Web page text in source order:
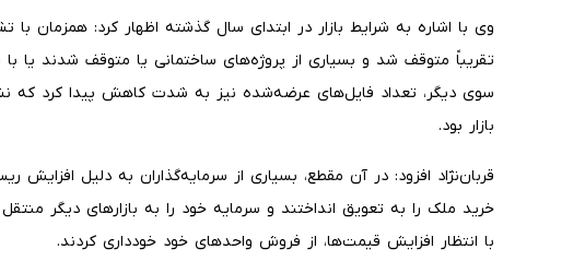
وی با اشاره به شرایط بازار در ابتدای سال گذشته اظهار کرد:
تقریباً متوقف شد و بسیاری از پروژه‌های ساختمانی یا متوقف شدند یا با
سوی دیگر، تعداد فایل‌های عرضه‌شده نیز به شدت کاهش پیدا کرد که
بازار بود.
قربان‌نژاد افزود: در آن مقطع، بسیاری از سرمایه‌گذاران به دلیل افزایش
خرید ملک را به تعویق انداختند و سرمایه خود را به بازارهای دیگر منتقل
با انتظار افزایش قیمت‌ها، از فروش واحدهای خود خودداری کردند.